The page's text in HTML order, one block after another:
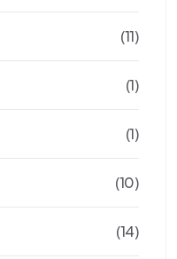
(11)
(1)
(1)
(10)
(14)